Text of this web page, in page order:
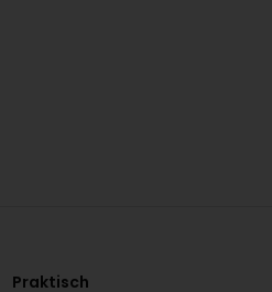
Praktisch